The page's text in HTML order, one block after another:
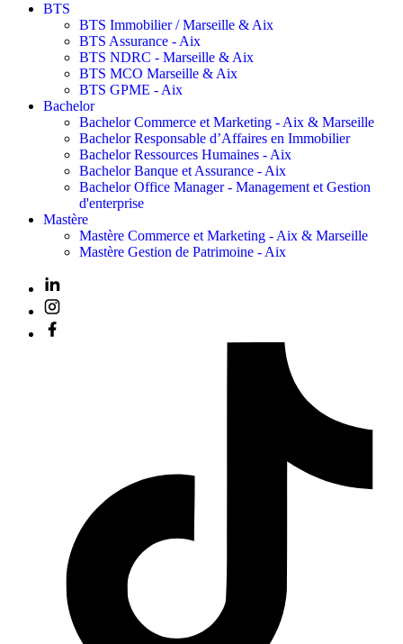
BTS
BTS Immobilier / Marseille & Aix
BTS Assurance - Aix
BTS NDRC - Marseille & Aix
BTS MCO Marseille & Aix
BTS GPME - Aix
Bachelor
Bachelor Commerce et Marketing - Aix & Marseille
Bachelor Responsable d’Affaires en Immobilier
Bachelor Ressources Humaines - Aix
Bachelor Banque et Assurance - Aix
Bachelor Office Manager - Management et Gestion
d'enterprise
Mastère
Mastère Commerce et Marketing - Aix & Marseille
Mastère Gestion de Patrimoine - Aix